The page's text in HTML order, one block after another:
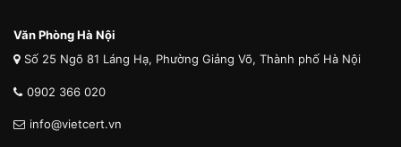
Văn Phòng Hà Nội
Số 25 Ngõ 81 Láng Hạ, Phường Giảng Võ, Thành phố Hà Nội
0902 366 020
info@vietcert.vn